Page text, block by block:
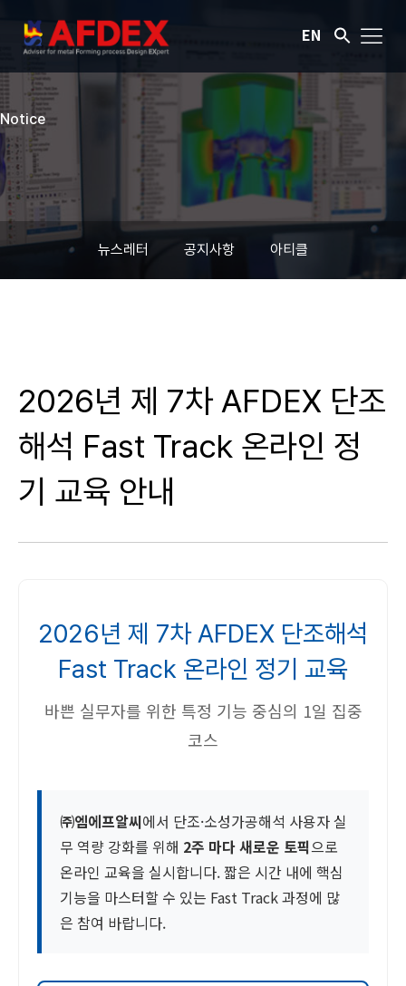
EN
Notice
뉴스레터 공지사항 아티클
2026년 제 7차 AFDEX 단조
해석 Fast Track 온라인 정
기 교육 안내
2026년 제 7차 AFDEX 단조해석
Fast Track 온라인 정기 교육
바쁜 실무자를 위한 특정 기능 중심의 1일 집중
코스
㈜엠에프알씨에서 단조·소성가공해석 사용자 실
무 역량 강화를 위해 2주 마다 새로운 토픽으로
온라인 교육을 실시합니다. 짧은 시간 내에 핵심
기능을 마스터할 수 있는 Fast Track 과정에 많
은 참여 바랍니다.